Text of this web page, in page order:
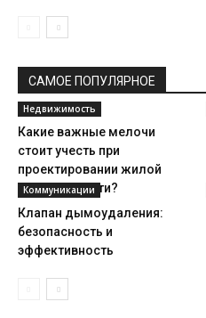
САМОЕ ПОПУЛЯРНОЕ
Недвижимость
Какие важные мелочи
стоит учесть при
проектировании жилой
недвижимости?
Коммуникации
Клапан дымоудаления:
безопасность и
эффективность